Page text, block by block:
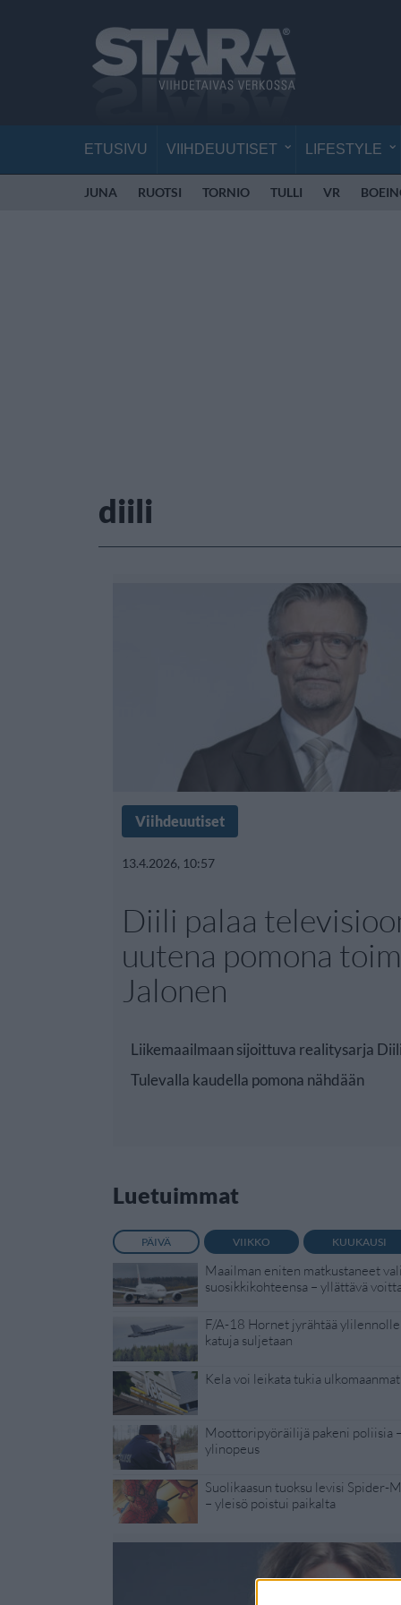
ETUSIVU VIIHDEUUTISET LIFESTYLE
JUNA RUOTSI TORNIO TULLI VR
diili
Viihdeuutiset
13.4.2026, 10:57
Diili palaa
uutena pomona
Jalonen
Liikemaailmaan sijoittuva realitysarja
Tulevalla kaudella pomona nähdään
Luetuimmat
PÄIVÄ VIIKKO KUUKAUSI
Maailman eniten matkustaneet
suosikkikohteensa – yllättävä
F/A-18 Hornet jyrähtää ylilennolle
katuja suljetaan
Kela voi leikata tukia
Moottoripyöräilijä pakeni poliisia
ylinopeus
Suolikaasun tuoksu levisi Spider-
– yleisö poistui paikalta